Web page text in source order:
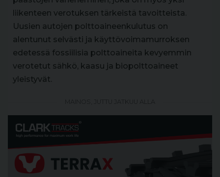
liikenteen verotuksen tärkeistä tavoitteista.
Uusien autojen polttoaineenkulutus on
alentunut selvästi ja käyttövoimamurroksen
edetessä fossiilisia polttoaineita kevyemmin
verotetut sähkö, kaasu ja biopolttoaineet
yleistyvät.